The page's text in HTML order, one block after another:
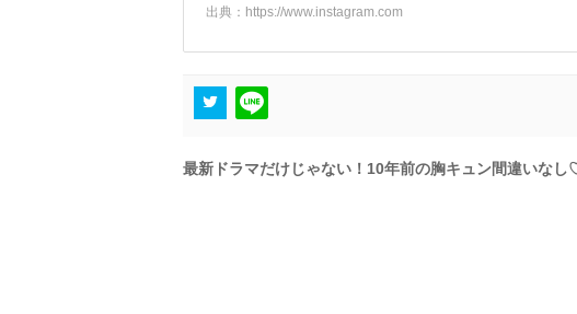
出典： https://www.instagram.com
最新ドラマだけじゃない！10年前の胸キュン間違いな